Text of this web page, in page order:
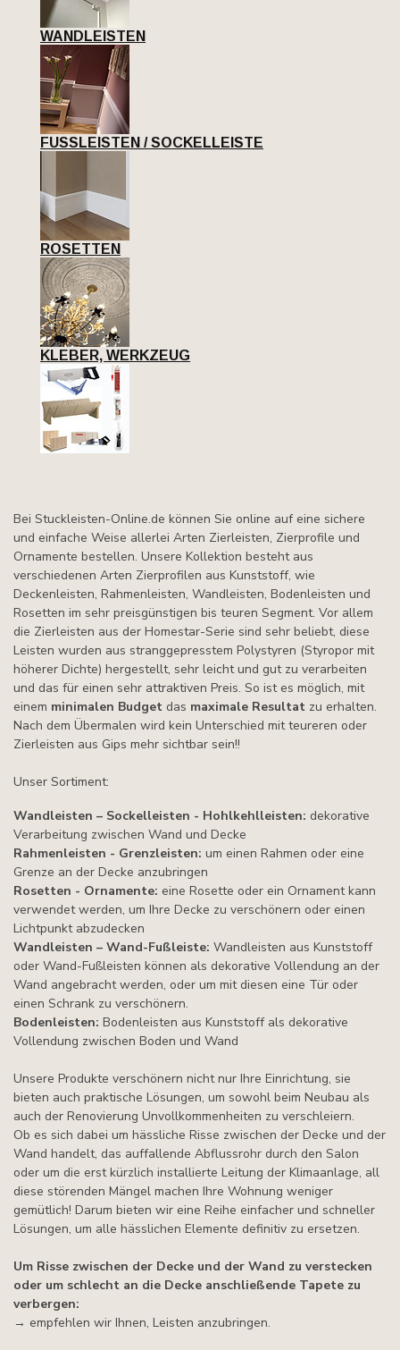
WANDLEISTEN
FUSSLEISTEN / SOCKELLEISTE
ROSETTEN
KLEBER, WERKZEUG
Bei Stuckleisten-Online.de können Sie online auf eine sichere
und einfache Weise allerlei Arten Zierleisten, Zierprofile und
Ornamente bestellen. Unsere Kollektion besteht aus
verschiedenen Arten Zierprofilen aus Kunststoff, wie
Deckenleisten, Rahmenleisten, Wandleisten, Bodenleisten und
Rosetten im sehr preisgünstigen bis teuren Segment. Vor allem
die Zierleisten aus der Homestar-Serie sind sehr beliebt, diese
Leisten wurden aus stranggepresstem Polystyren (Styropor mit
höherer Dichte) hergestellt, sehr leicht und gut zu verarbeiten
und das für einen sehr attraktiven Preis. So ist es möglich, mit
einem minimalen Budget das maximale Resultat zu erhalten.
Nach dem Übermalen wird kein Unterschied mit teureren oder
Zierleisten aus Gips mehr sichtbar sein!!
Unser Sortiment:
Wandleisten – Sockelleisten - Hohlkehlleisten: dekorative
Verarbeitung zwischen Wand und Decke
Rahmenleisten - Grenzleisten: um einen Rahmen oder eine
Grenze an der Decke anzubringen
Rosetten - Ornamente: eine Rosette oder ein Ornament kann
verwendet werden, um Ihre Decke zu verschönern oder einen
Lichtpunkt abzudecken
Wandleisten – Wand-Fußleiste: Wandleisten aus Kunststoff
oder Wand-Fußleisten können als dekorative Vollendung an der
Wand angebracht werden, oder um mit diesen eine Tür oder
einen Schrank zu verschönern.
Bodenleisten: Bodenleisten aus Kunststoff als dekorative
Vollendung zwischen Boden und Wand
Unsere Produkte verschönern nicht nur Ihre Einrichtung, sie
bieten auch praktische Lösungen, um sowohl beim Neubau als
auch der Renovierung Unvollkommenheiten zu verschleiern.
Ob es sich dabei um hässliche Risse zwischen der Decke und der
Wand handelt, das auffallende Abflussrohr durch den Salon
oder um die erst kürzlich installierte Leitung der Klimaanlage, all
diese störenden Mängel machen Ihre Wohnung weniger
gemütlich! Darum bieten wir eine Reihe einfacher und schneller
Lösungen, um alle hässlichen Elemente definitiv zu ersetzen.
Um Risse zwischen der Decke und der Wand zu verstecken
oder um schlecht an die Decke anschließende Tapete zu
verbergen:
→ empfehlen wir Ihnen, Leisten anzubringen.